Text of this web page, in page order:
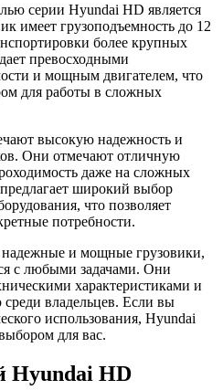
серии Hyundai HD является
имеет грузоподъемность до 12
более крупных
превосходными
и мощным двигателем, что
для работы в сложных
высокую надежность и
Они отмечают отличную
даже на сложных
широкий выбор
что позволяет
потребности.
и мощные грузовики,
с любыми задачами. Они
характеристиками и
владельцев. Если вы
использования, Hyundai
для вас.
Hyundai HD